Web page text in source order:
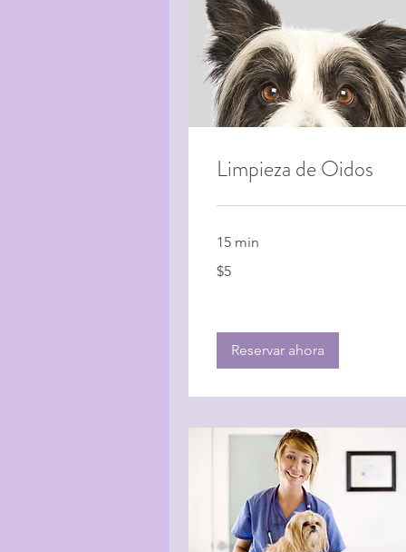
Limpieza de Oidos
15 min
dólares
$5
Reservar ahora